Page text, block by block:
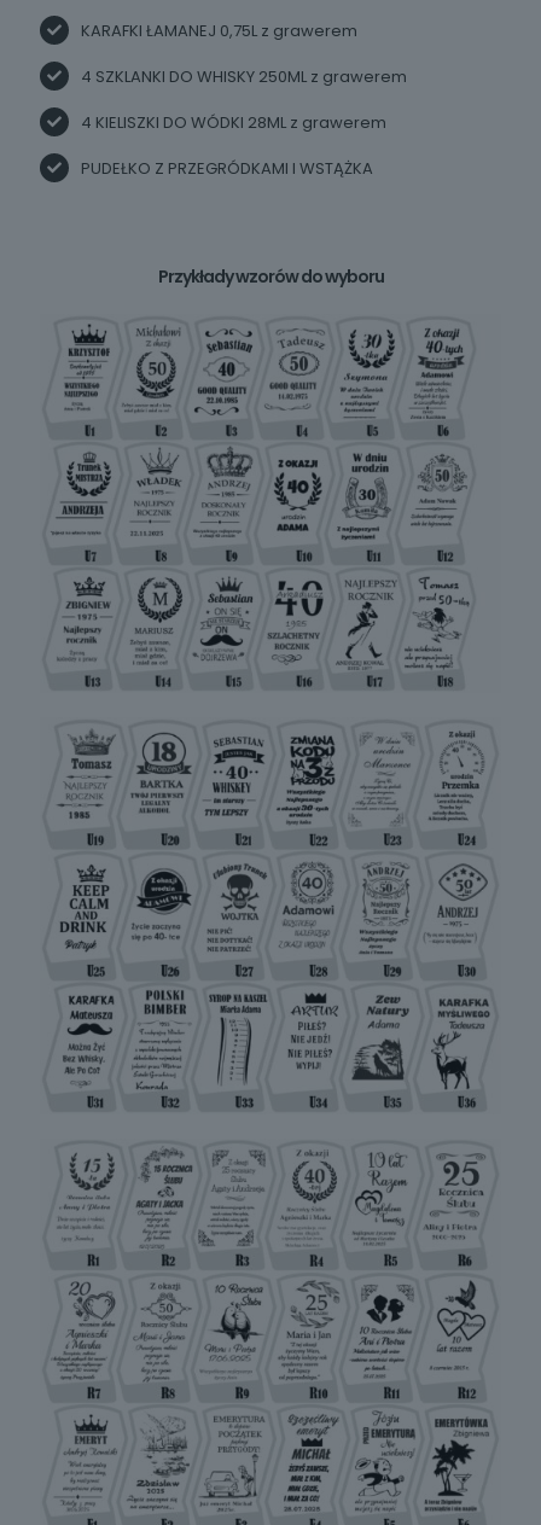
KARAFKI ŁAMANEJ 0,75L z grawerem
4 SZKLANKI DO WHISKY 250ML z grawerem
4 KIELISZKI DO WÓDKI 28ML z grawerem
PUDEŁKO Z PRZEGRÓDKAMI I WSTĄŻKA
Przykłady wzorów do wyboru